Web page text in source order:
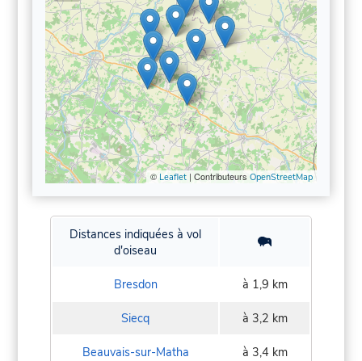
© Leaflet| Contributeurs OpenStreetMap
Distances indiquées à vol
d'oiseau
Bresdon à 1,9 km
Siecq à 3,2 km
Beauvais-sur-Matha à 3,4 km